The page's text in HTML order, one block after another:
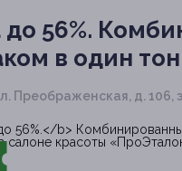
56%.
в один
Преображенская, д. 106,